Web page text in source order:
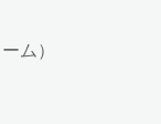
ム）